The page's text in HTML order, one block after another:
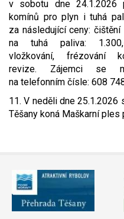
v sobotu dne 24.1.2026
komínů pro plyn i tuhá
za následující ceny:
na tuhá paliva:
vložkování, frézování
revize. Zájemci se
na telefonním čísle: 608
11. V neděli dne 25.1.2026
Těšany koná Maškarní ples